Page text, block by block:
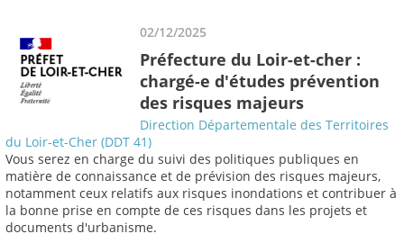
02/12/2025
Préfecture du Loir-et-cher :
chargé-e d'études prévention
des risques majeurs
Direction Départementale des Territoires
du Loir-et-Cher (DDT 41)
Vous serez en charge du suivi des politiques publiques en
matière de connaissance et de prévision des risques majeurs,
notamment ceux relatifs aux risques inondations et contribuer à
la bonne prise en compte de ces risques dans les projets et
documents d'urbanisme.